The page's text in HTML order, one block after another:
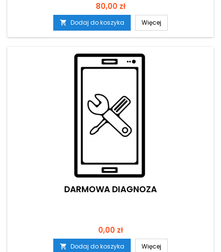
Cena
80,00 zł
 Dodaj do koszyka Więcej
DARMOWA DIAGNOZA
Cena
0,00 zł
 Dodaj do koszyka Więcej